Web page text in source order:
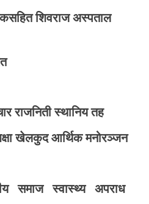
शिवराज अस्पताल
राजनिती स्थानिय तह
खेलकुद आर्थिक मनोरञ्जन
समाज स्वास्थ्य
अपराध